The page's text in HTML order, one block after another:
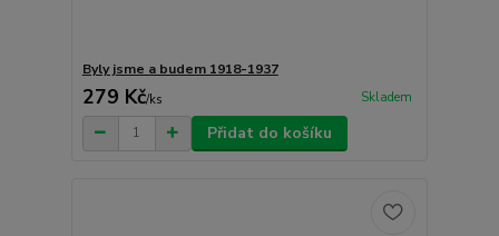
Byly jsme a budem 1918-1937
279 Kč/ks Skladem
Přidat do košíku